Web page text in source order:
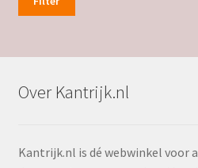
Over Kantrijk.nl
Kantrijk.nl is dé webwinkel voor